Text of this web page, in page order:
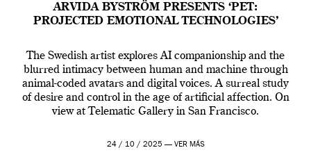
ARVIDA BYSTRÖM PRESENTS ‘PET:
PROJECTED EMOTIONAL TECHNOLOGIES’
The Swedish artist explores AI companionship and the
blurred intimacy between human and machine through
animal-coded avatars and digital voices. A surreal study
of desire and control in the age of artificial affection. On
view at Telematic Gallery in San Francisco.
24 / 10 / 2025 — VER MÁS